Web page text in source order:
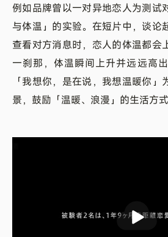
例如品牌曾以一对异地恋人为测试
与体温」的实验。在短片中，谈论
查看对方消息时，恋人的体温都会
一刹那，体温瞬间上升并远远高
「我想你，是在说，我想温暖你
景，鼓励「温暖、浪漫」的生活方式